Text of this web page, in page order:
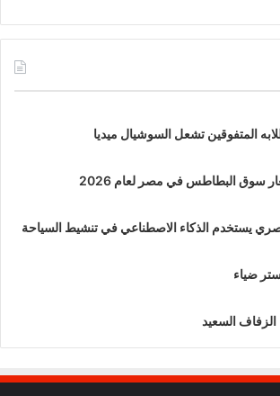
المتفوقين تشعل السوشيال ميديا
سوق البطاطس في مصر لعام 2026
يستخدم الذكاء الاصطناعي في تنشيط السياحة
ضياء
السعيد